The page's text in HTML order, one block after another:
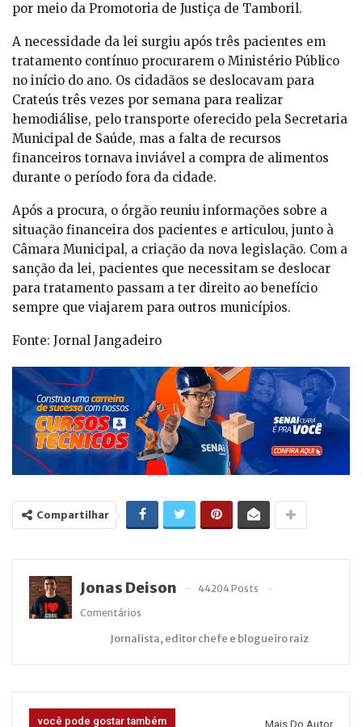
por meio da Promotoria de Justiça de Tamboril.
A necessidade da lei surgiu após três pacientes em
tratamento contínuo procurarem o Ministério Público
no início do ano. Os cidadãos se deslocavam para
Crateús três vezes por semana para realizar
hemodiálise, pelo transporte oferecido pela Secretaria
Municipal de Saúde, mas a falta de recursos
financeiros tornava inviável a compra de alimentos
durante o período fora da cidade.
Após a procura, o órgão reuniu informações sobre a
situação financeira dos pacientes e articulou, junto à
Câmara Municipal, a criação da nova legislação. Com a
sanção da lei, pacientes que necessitam se deslocar
para tratamento passam a ter direito ao benefício
sempre que viajarem para outros municípios.
Fonte: Jornal Jangadeiro
Compartilhar
Jonas Deison
44204 Posts
Comentários
Jornalista, editor chefe e blogueiro raiz
você pode gostar também Mais Do Autor